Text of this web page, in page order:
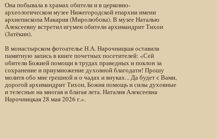
Она побывала в храмах обители и в церковно-
археологическом музее Нижегородской епархии имени
архиепископа Макария (Миролюбова). В музее Наталью
Алексеевну встретил игумен обители архимандрит Тихон
(Затёкин).
В монастырском фотоателье Н.А. Нарочницкая оставила
памятную запись в книге почетных посетителей: «Сей
обители Божией помощи в трудах праведных и поклон за
сохранение и приумножение духовной благодати! Прошу
молитв обо мне грешной и о чадах и внуках... Да будет с Вами,
дорогой архимандрит Тихон, Божия помощь и силы духовные
и телесные на многая и благая лета. Наталия Алексеевна
Нарочницкая 28 мая 2026 г.».